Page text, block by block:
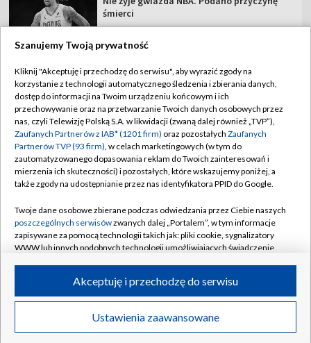
Transmisje Wideo
śmierci
TVP
Abonament TVP
Sklep TVP
Biuro Reklamy
Oferta Handlowa
Emisja w TVP
Rada Programowa
Ogłoszenia przetargowe
Akademia Telewizyjna
Centrum informacji TVP
Regulamin TVP
Polityka prywatności
Moje zgody
Biuro reklamy
Kanały
©2026 Telewizja Polska Spółka Akcyjna w likwidacji
Szanujemy Twoją prywatność
Kliknij "Akceptuję i przechodzę do serwisu", aby wyrazić zgody na
korzystanie z technologii automatycznego śledzenia i zbierania danych,
dostęp do informacji na Twoim urządzeniu końcowym i ich
przechowywanie oraz na przetwarzanie Twoich danych osobowych przez
nas, czyli Telewizję Polską S.A. w likwidacji (zwaną dalej również „TVP”),
Zaufanych Partnerów z IAB* (1201 firm) oraz pozostałych Zaufanych
Partnerów TVP (93 firm), w celach marketingowych (w tym do
zautomatyzowanego dopasowania reklam do Twoich zainteresowań i
mierzenia ich skuteczności) i pozostałych, które wskazujemy poniżej, a
także zgody na udostępnianie przez nas identyfikatora PPID do Google.
Twoje dane osobowe zbierane podczas odwiedzania przez Ciebie naszych
poszczególnych serwisówzwanych dalej „Portalem”, w tym informacje
zapisywane za pomocą technologii takich jak: pliki cookie, sygnalizatory
WWW lub innych podobnych technologii umożliwiających świadczenie
ruchu w Internecie.
Twoje dane osobowe zbierane podczas odwiedzania przez Ciebie
poszczególnych serwisówna Portalu, takie jak adresy IP, identyfikatory
Ustawienia zaawansowane
Akceptuję i przechodzę do serwisu